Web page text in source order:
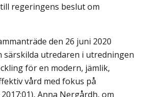
regeringens beslut om
den 26 juni 2020
särskilda utredaren i utredningen
för en modern, jämlik,
vård med fokus på
Anna Nergårdh, om